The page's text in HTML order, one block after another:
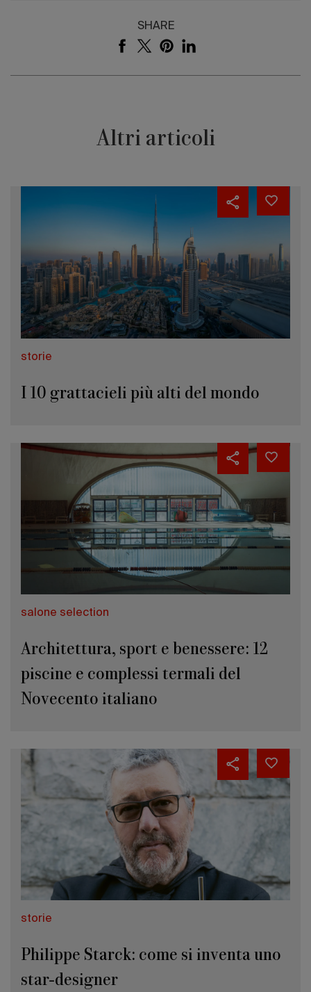
SHARE
Altri articoli
storie
I 10 grattacieli più alti del mondo
salone selection
Architettura, sport e benessere: 12
piscine e complessi termali del
Novecento italiano
storie
Philippe Starck: come si inventa uno
star-designer